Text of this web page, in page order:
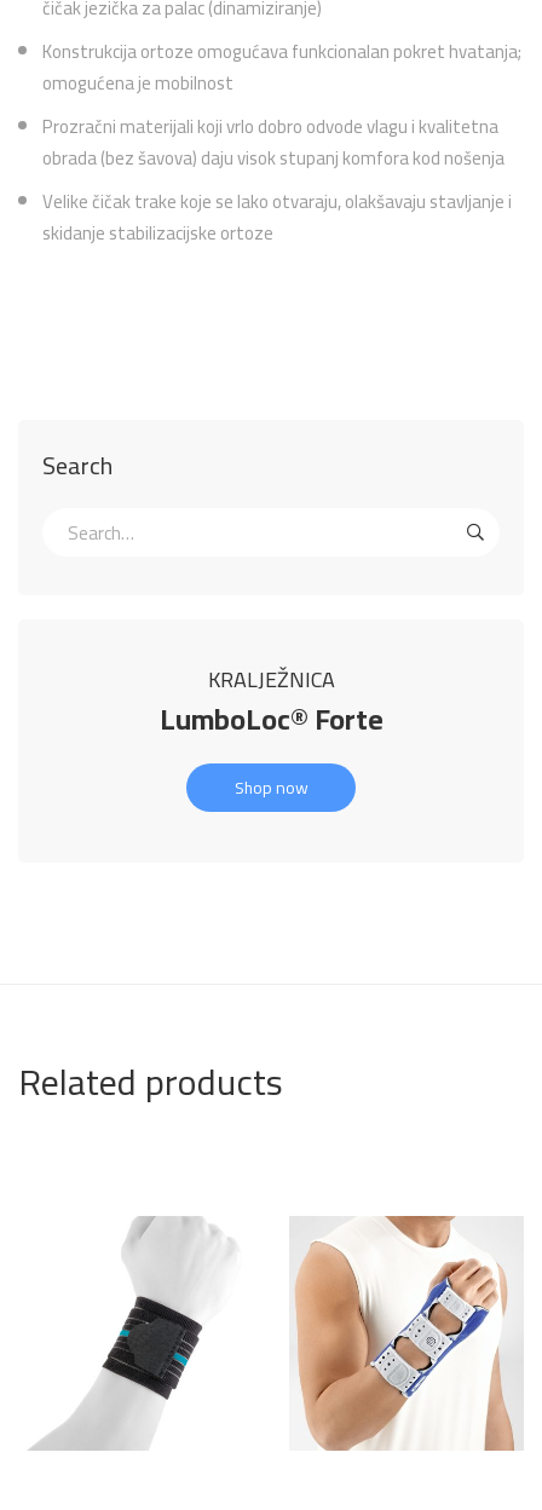
Search
KRALJEŽNICA
LumboLoc® Forte
Shop now
čičak jezička za palac (dinamiziranje)
Konstrukcija ortoze omogućava funkcionalan pokret hvatanja;
omogućena je mobilnost
Prozračni materijali koji vrlo dobro odvode vlagu i kvalitetna
obrada (bez šavova) daju visok stupanj komfora kod nošenja
Velike čičak trake koje se lako otvaraju, olakšavaju stavljanje i
skidanje stabilizacijske ortoze
Related products